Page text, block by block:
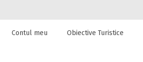
cazare la
Contul meu Obiective Turistice